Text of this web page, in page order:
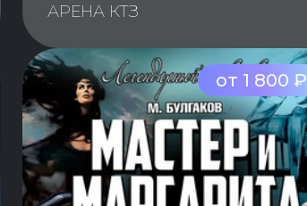
АРЕНА КТЗ
от 1 800 ₽